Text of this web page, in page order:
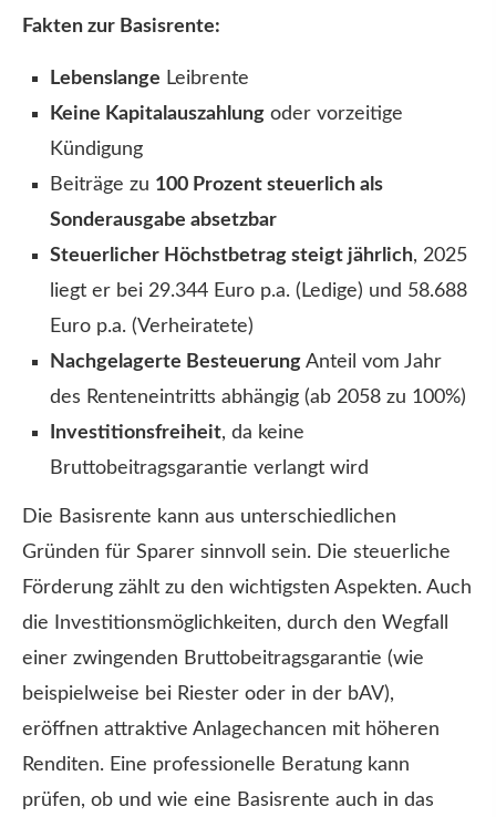
Fakten zur Basisrente:
Lebenslange Leibrente
Keine Kapitalauszahlung oder vorzeitige
Kündigung
Beiträge zu 100 Prozent steuerlich als
Sonderausgabe absetzbar
Steuerlicher Höchstbetrag steigt jährlich, 2025
liegt er bei 29.344 Euro p.a. (Ledige) und 58.688
Euro p.a. (Verheiratete)
Nachgelagerte Besteuerung Anteil vom Jahr
des Renteneintritts abhängig (ab 2058 zu 100%)
Investitionsfreiheit, da keine
Bruttobeitragsgarantie verlangt wird
Die Basisrente kann aus unterschiedlichen
Gründen für Sparer sinnvoll sein. Die steuerliche
Förderung zählt zu den wichtigsten Aspekten. Auch
die Investitionsmöglichkeiten, durch den Wegfall
einer zwingenden Bruttobeitragsgarantie (wie
beispielweise bei Riester oder in der bAV),
eröffnen attraktive Anlagechancen mit höheren
Renditen. Eine professionelle Beratung kann
prüfen, ob und wie eine Basisrente auch in das